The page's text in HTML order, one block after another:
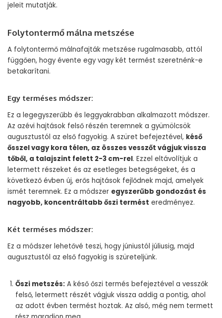
jeleit mutatják.
Folytontermő málna metszése
A folytontermő málnafajták metszése rugalmasabb, attól
függően, hogy évente egy vagy két termést szeretnénk-e
betakarítani.
Egy terméses módszer:
Ez a legegyszerűbb és leggyakrabban alkalmazott módszer.
Az azévi hajtások felső részén teremnek a gyümölcsök
augusztustól az első fagyokig. A szüret befejeztével, késő
ősszel vagy kora télen, az összes vesszőt vágjuk vissza
tőből, a talajszint felett 2-3 cm-rel. Ezzel eltávolítjuk a
letermett részeket és az esetleges betegségeket, és a
következő évben új, erős hajtások fejlődnek majd, amelyek
ismét teremnek. Ez a módszer egyszerűbb gondozást és
nagyobb, koncentráltabb őszi termést eredményez.
Két terméses módszer:
Ez a módszer lehetővé teszi, hogy júniustól júliusig, majd
augusztustól az első fagyokig is szüreteljünk.
Őszi metszés: A késő őszi termés befejeztével a vesszők
felső, letermett részét vágjuk vissza addig a pontig, ahol
az adott évben termést hoztak. Az alsó, még nem termett